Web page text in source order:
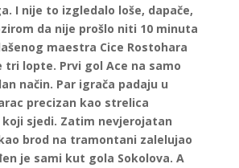
I nije to izgledalo loše, dapače,
da nije prošlo niti 10 minuta
maestra Cice Rostohara
tri lopte. Prvi gol Ace na samo
način. Par igrača padaju u
precizan kao strelica
koji sjedi. Zatim nevjerojatan
brod na tramontani zalelujao
je sami kut gola Sokolova. A